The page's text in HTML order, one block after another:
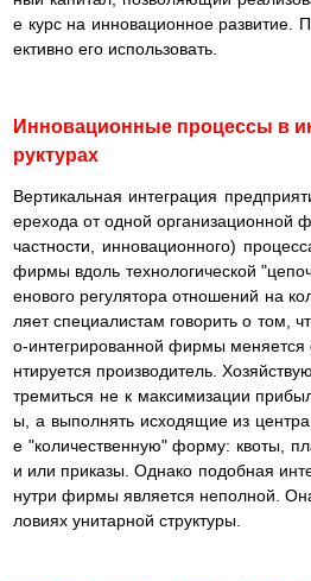
е курс на инновационное развитие.
ективно его использовать.
Инновационные процессы в
руктурах
Вертикальная интеграция
ерехода от одной организационной
частности, инновационного)
фирмы вдоль технологической
енового регулятора отношений на
ляет специалистам говорить о том,
о-интегрированной фирмы меняется
нтируется производитель.
тремиться не к максимизации
ы, а выполнять исходящие из
е "количественную" форму: квоты,
и или приказы. Однако подобная
нутри фирмы является неполной.
ловиях унитарной структуры.